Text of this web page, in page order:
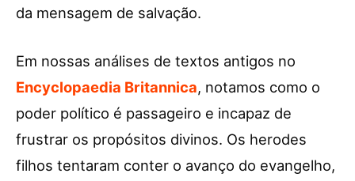
da mensagem de salvação.
Em nossas análises de textos antigos no
Encyclopaedia Britannica, notamos como o
poder político é passageiro e incapaz de
frustrar os propósitos divinos. Os herodes
filhos tentaram conter o avanço do evangelho,